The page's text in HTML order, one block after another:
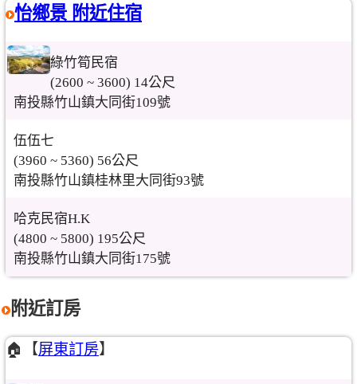
怡鄉景 附近住宿
綠竹筍民宿
(2600 ~ 3600) 14公尺
南投縣竹山鎮大同街109號
伍伍七
(3960 ~ 5360) 56公尺
南投縣竹山鎮桂林里大同街93號
哈克民宿H.K
(4800 ~ 5800) 195公尺
南投縣竹山鎮大同街175號
附近訂房
🏠【屏東訂房】